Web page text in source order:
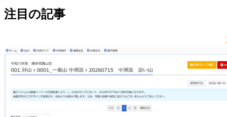
注目の記事